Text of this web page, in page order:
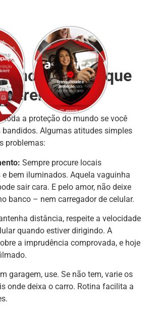
no dia a dia que
toda a proteção do mundo se você
Algumas atitudes simples
problemas:
Sempre procure locais
bem iluminados. Aquela vaguinha
sair cara. E pelo amor, não deixe
banco – nem carregador de celular.
distância, respeite a velocidade
quando estiver dirigindo. A
a imprudência comprovada, e hoje
garagem, use. Se não tem, varie os
onde deixa o carro. Rotina facilita a